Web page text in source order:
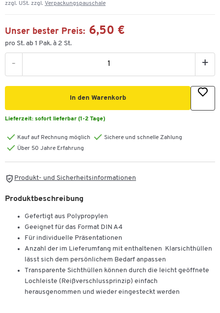
zzgl. USt. zzgl. Verpackungspauschale
Unser bester Preis: 6,50 €
pro St. ab 1 Pak. à 2 St.
- +
In den Warenkorb
Lieferzeit: sofort lieferbar (1-2 Tage)
Kauf auf Rechnung möglich
Sichere und schnelle Zahlung
Über 50 Jahre Erfahrung
Produkt- und Sicherheitsinformationen
Produktbeschreibung
Gefertigt aus Polypropylen
Geeignet für das Format DIN A4
Für individuelle Präsentationen
Anzahl der im Lieferumfang mit enthaltenen Klarsichthüllen
lässt sich dem persönlichem Bedarf anpassen
Transparente Sichthüllen können durch die leicht geöffnete
Lochleiste (Reißverschlussprinzip) einfach
herausgenommen und wieder eingesteckt werden